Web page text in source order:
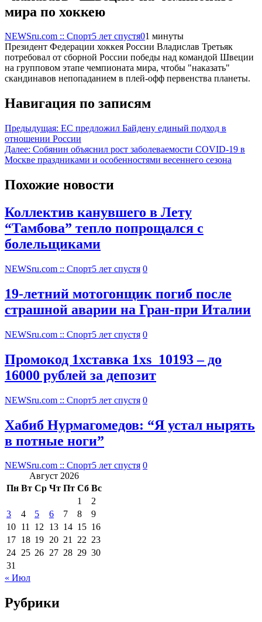
мира по хоккею
NEWSru.com :: Спорт5 лет спустя01 минуты
Президент Федерации хоккея России Владислав Третьяк
потребовал от сборной России победы над командой Швеции
на групповом этапе чемпионата мира, чтобы "наказать"
скандинавов непопаданием в плей-офф первенства планеты.
Навигация по записям
Предыдущая: ЕС предложил Байдену единый подход в
отношении России
Далее: Собянин объяснил рост заболеваемости COVID-19 в
Москве праздниками и особенностями весеннего сезона
Похожие новости
Коллектив канувшего в Лету
“Тамбова” тепло попрощался с
болельщиками
NEWSru.com :: Спорт5 лет спустя 0
19-летний мотогонщик погиб после
страшной аварии на Гран-при Италии
NEWSru.com :: Спорт5 лет спустя 0
Промокод 1хставка 1xs_10193 – до
16000 рублей за депозит
NEWSru.com :: Спорт5 лет спустя 0
Хабиб Нурмагомедов: “Я устал нырять
в потные ноги”
NEWSru.com :: Спорт5 лет спустя 0
Август 2026
Пн Вт Ср Чт Пт Сб Вс
1
2
3
4 5 6 7 8
9
10 11 12 13 14 15 16
17 18 19 20 21 22 23
24 25 26 27 28 29 30
31
« Июл
Рубрики